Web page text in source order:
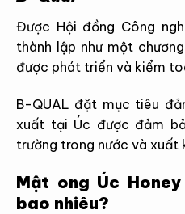
Được Hội đồng Công
thành lập như một
được phát triển và kiểm
B-QUAL đặt mục tiêu
xuất tại Úc được đảm
trường trong nước và xuất
Mật ong Úc
bao nhiêu?